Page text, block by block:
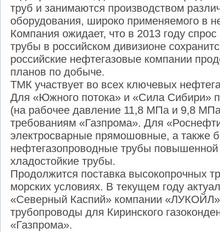
труб и занимаются производством
оборудования, широко применяемого в
Компания ожидает, что в 2013 году
трубы в российском дивизионе
российские нефтегазовые компании
планов по добыче.
ТМК участвует во всех ключевых
Для «Южного потока» и «Сила Сибири»
(на рабочее давление 11,8 МПа и 9,8
требованиям «Газпрома». Для
электросварные прямошовные, а также
нефтегазопроводные трубы повышенной
хладостойкие трубы.
Продолжится поставка высокопрочных
морских условиях. В текущем году
«Северный Каспий» компании
трубопроводы для Киринского
«Газпрома».